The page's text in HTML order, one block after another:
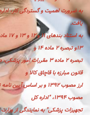
یافت.
۱۳و تبصره ۲ ماده ۱۴ و
قانون مبارزه با قاچاق کالا و
مصوب ۱۳۹۴، "اداره کل
تجهیزات پزشکی" به نمایندگی از